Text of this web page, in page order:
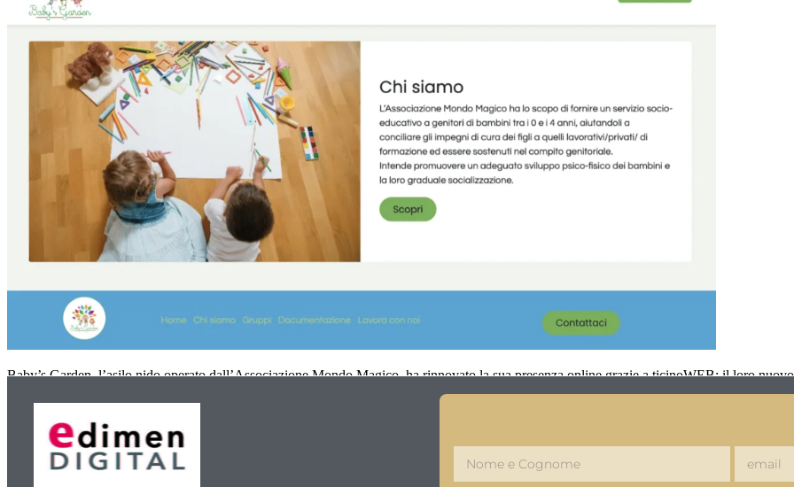
Baby’s Garden, l’asilo nido operato dall’Associazione Mondo Magico, ha rinnovato la sua presenza online grazie a ticinoWEB: il loro